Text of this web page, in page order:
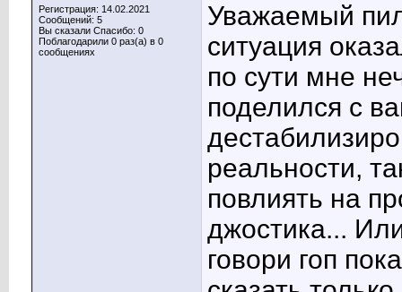
Регистрация: 14.02.2021
Сообщений: 5
Вы сказали Спасибо: 0
Поблагодарили 0 раз(а) в 0
сообщениях
Уважаемый
ситуация
по сути мне
поделился с
реальности,
повлиять на
джостика...
говори гоп